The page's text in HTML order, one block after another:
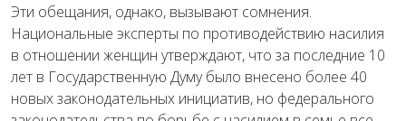
Эти обещания, однако, вызывают сомнения.
Национальные эксперты по противодействию насилия
в отношении женщин утверждают, что за последние 10
лет в Государственную Думу было внесено более 40
новых законодательных инициатив, но федерального